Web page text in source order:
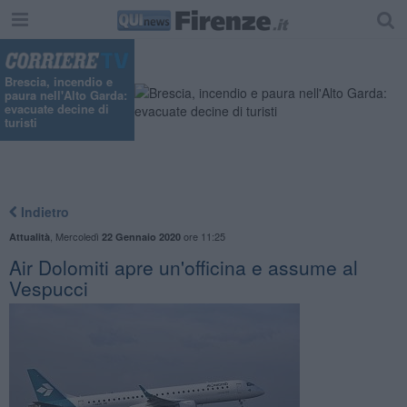
Brescia, incendio e
paura nell'Alto Garda:
evacuate decine di
turisti
Indietro
Attualità Mercoledì 22 Gennaio 2020ore 11:25
Air Dolomiti apre un'officina e assume al
Vespucci